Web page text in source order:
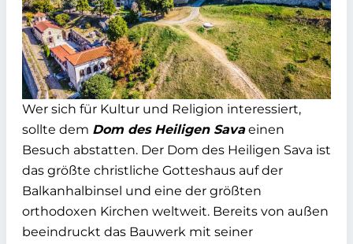
Wer sich für Kultur und Religion interessiert,
sollte dem Dom des Heiligen Savaeinen
Besuch abstatten. Der Dom des Heiligen Sava ist
das größte christliche Gotteshaus auf der
Balkanhalbinsel und eine der größten
orthodoxen Kirchen weltweit. Bereits von außen
beeindruckt das Bauwerk mit seiner